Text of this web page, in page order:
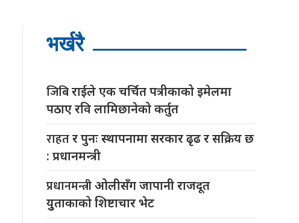
भर्खरै
जिबिराईले एक चर्चित पत्रीकाको इमेलमा
पठाए रवि लामिछानेको कर्तुत
राहतर पुनः स्थापनामा सरकार ढृढ र सक्रिय छ
: प्रधानमन्त्री
प्रधानमन्त्रीओलीसँग जापानी राजदूत
युुताकाको शिष्टाचार भेट